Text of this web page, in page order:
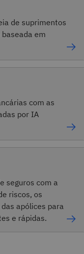
de suprimentos
em
com as
por IA
seguros com a
riscos, os
apólices para
e rápidas.